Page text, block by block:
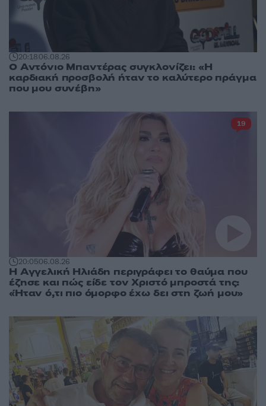
20:1806.08.26
Ο Αντόνιο Μπαντέρας συγκλονίζει: «Η
καρδιακή προσβολή ήταν το καλύτερο πράγμα
που μου συνέβη»
20:0506.08.26
Η Αγγελική Ηλιάδη περιγράφει το θαύμα που
έζησε και πώς είδε τον Χριστό μπροστά της:
«Ήταν ό,τι πιο όμορφο έχω δει στη ζωή μου»
19